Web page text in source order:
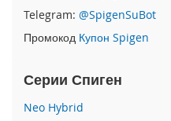
i
P
h
e
7
Telegram: @SpigenSuBot
Промокод Купон Spigen
Серии Спиген
Neo Hybrid